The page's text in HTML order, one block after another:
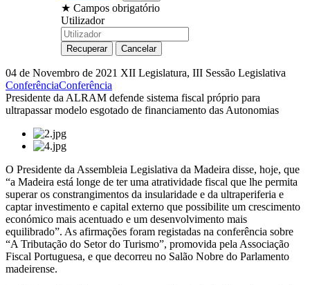
★ Campos obrigatório
Utilizador
04 de Novembro de 2021 XII Legislatura, III Sessão Legislativa
ConferênciaConferência
Presidente da ALRAM defende sistema fiscal próprio para
ultrapassar modelo esgotado de financiamento das Autonomias
O Presidente da Assembleia Legislativa da Madeira disse, hoje, que
“a Madeira está longe de ter uma atratividade fiscal que lhe permita
superar os constrangimentos da insularidade e da ultraperiferia e
captar investimento e capital externo que possibilite um crescimento
económico mais acentuado e um desenvolvimento mais
equilibrado”. As afirmações foram registadas na conferência sobre
“A Tributação do Setor do Turismo”, promovida pela Associação
Fiscal Portuguesa, e que decorreu no Salão Nobre do Parlamento
madeirense.